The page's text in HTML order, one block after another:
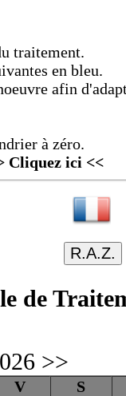
traitement.
en bleu.
afin
à zéro.
Cliquez ici <<
R.A.Z.
de
>>
V S